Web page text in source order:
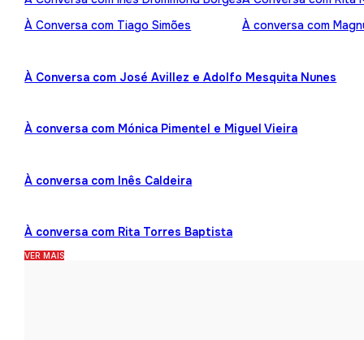
À Conversa com Tiago Simões
À conversa com
À Conversa com José Avillez e Adolfo Mesquita Nunes
À conversa com Mónica Pimentel e Miguel Vieira
À conversa com Inês Caldeira
À conversa com Rita Torres Baptista
VER MAIS